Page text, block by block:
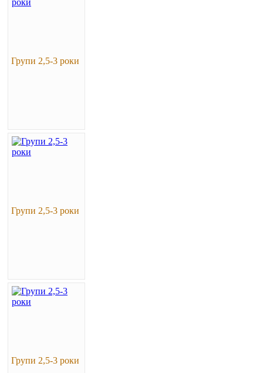
Групи 2,5-3 роки
Групи 2,5-3 роки
Групи 2,5-3 роки